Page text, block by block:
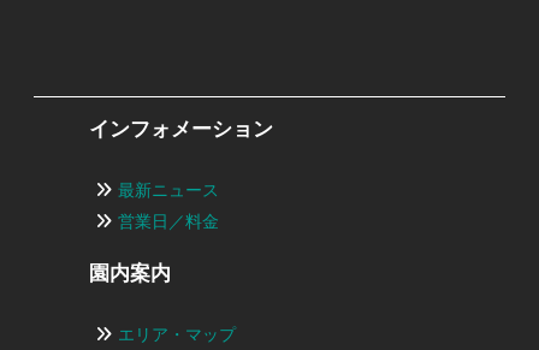
インフォメーション
最新ニュース
営業日／料金
園内案内
エリア・マップ